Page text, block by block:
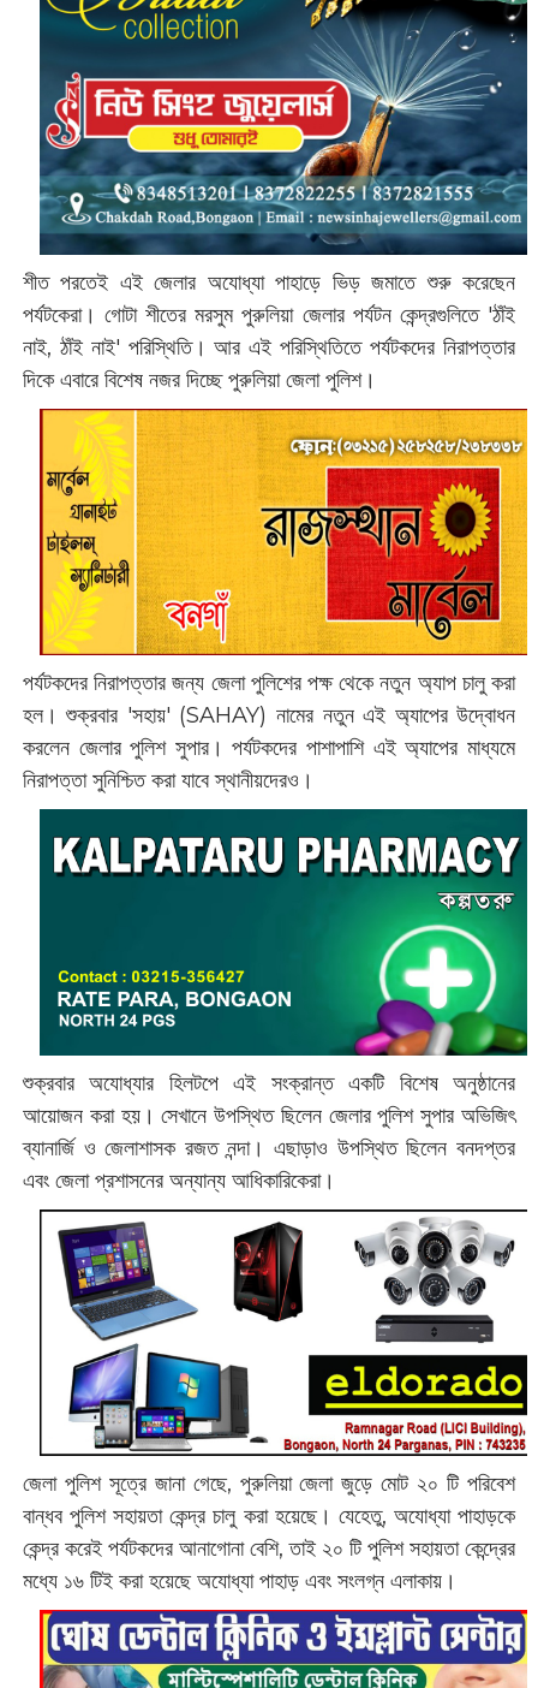
শীত পরতেই এই জেলার অযোধ্যা পাহাড়ে ভিড় জমাতে শুরু করেছেন
পর্যটকেরা। গোটা শীতের মরসুম পুরুলিয়া জেলার পর্যটন কেন্দ্রগুলিতে 'ঠাঁই
নাই, ঠাঁই নাই' পরিস্থিতি। আর এই পরিস্থিতিতে পর্যটকদের নিরাপত্তার
দিকে এবারে বিশেষ নজর দিচ্ছে পুরুলিয়া জেলা পুলিশ।
‌পর্যটকদের নিরাপত্তার জন্য জেলা পুলিশের পক্ষ থেকে নতুন অ্যাপ চালু করা
হল। শুক্রবার 'সহায়' (SAHAY) ‌নামের নতুন এই অ্যাপের উদ্বোধন
করলেন জেলার পুলিশ সুপার। পর্যটকদের পাশাপাশি এই অ্যাপের মাধ্যমে
নিরাপত্তা সুনিশ্চিত করা যাবে স্থানীয়দেরও।
শুক্রবার অযোধ্যার হিলটপে এই সংক্রান্ত একটি বিশেষ অনুষ্ঠানের
আয়োজন করা হয়। সেখানে উপস্থিত ছিলেন জেলার পুলিশ সুপার অভিজিৎ
ব্যানার্জি ও জেলাশাসক রজত নন্দা। এছাড়াও উপস্থিত ছিলেন বনদপ্তর
এবং জেলা প্রশাসনের অন্যান্য আধিকারিকেরা।
জেলা পুলিশ সূত্রে জানা গেছে, পুরুলিয়া জেলা জুড়ে মোট ২০ টি পরিবেশ
বান্ধব পুলিশ সহায়তা কেন্দ্র চালু করা হয়েছে। যেহেতু, অযোধ্যা পাহাড়কে
কেন্দ্র করেই পর্যটকদের আনাগোনা বেশি, তাই ২০ টি পুলিশ সহায়তা কেন্দ্রের
মধ্যে ১৬ টিই করা হয়েছে অযোধ্যা পাহাড় এবং সংলগ্ন এলাকায়।